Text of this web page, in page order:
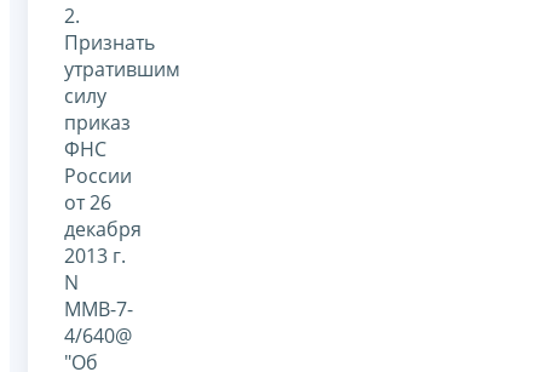
2.
Признать
утратившим
силу
приказ
ФНС
России
от 26
декабря
2013 г.
N
ММВ-7-
4/640@
"Об